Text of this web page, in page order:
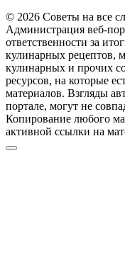
© 2026 Советы на все
Администрация веб-
ответственности за
кулинарных рецептов,
кулинарных и прочих
ресурсов, на которые
материалов. Взгляды
портале, могут не
Копирование любого
активной ссылки на